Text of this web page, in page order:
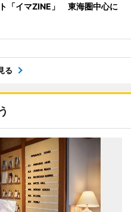
「イマZINE」 東海圏中心に
る